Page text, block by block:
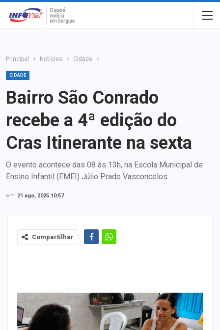
Principal Notícias Cidade
CIDADE
Bairro São Conrado
recebe a 4ª edição do
Cras Itinerante na sexta
O evento acontece das 08 às 13h, na Escola Municipal de
Ensino Infantil (EMEI) Júlio Prado Vasconcelos
em 21 ago, 2025 10:57
Compartilhar